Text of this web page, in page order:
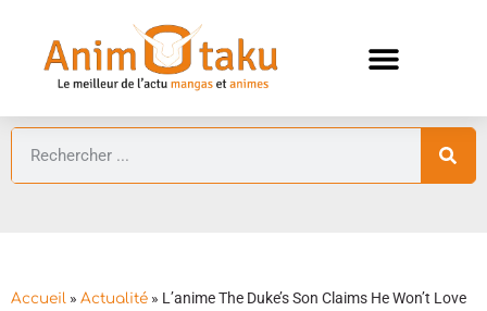
Accueil » Actualité » L’anime The Duke’s Son Claims He Won’t Love